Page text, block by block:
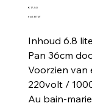
Prijs
€ 17,50
excl. BTW
Inhoud 6.8
Pan 36cm
Voorzien van
220volt /
Au bain-marie